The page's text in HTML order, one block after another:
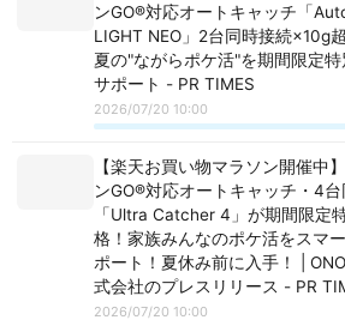
ンGO®対応オートキャッチ「
LIGHT NEO」2台同時接続×10g
夏の"ながらポケ活"を期間限定
サポート - PR TIMES
2026/07/20 10:00
【楽天お買い物マラソン開催中
ンGO®対応オートキャッチ・4
「Ultra Catcher 4」が期間限定
格！家族みんなのポケ活をスマ
ポート！夏休み前に入手！ |
式会社のプレスリリース - PR
2026/07/20 10:00